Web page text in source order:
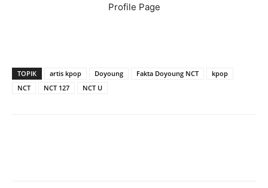
Profile Page
TOPIK artis kpop Doyoung Fakta Doyoung NCT
kpop
NCT
NCT 127 NCT U